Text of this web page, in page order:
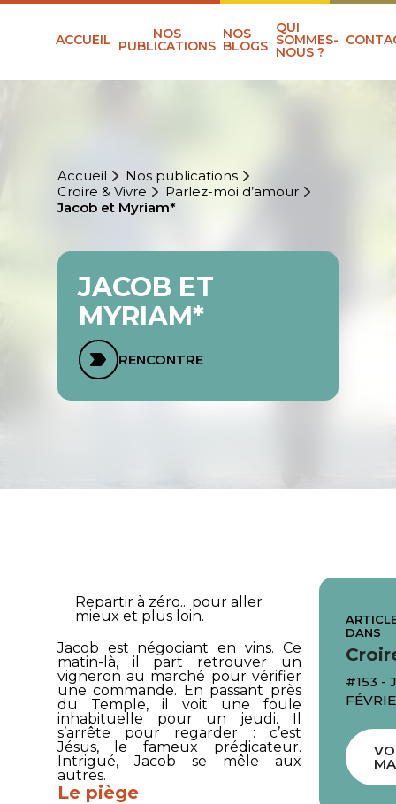
ACCUEIL NOS
PUBLICATIONS
NOS
BLOGS
QUI
SOMMES-
NOUS ?
Accueil
Nos publications
Croire & Vivre
Parlez-moi d’amour
Jacob et Myriam*
JACOB ET
MYRIAM*
RENCONTRE
Repartir à zéro... pour aller
mieux et plus loin.
Jacob est négociant en vins. Ce
matin-là, il part retrouver un
vigneron au marché pour vérifier
une commande. En passant près
du Temple, il voit une foule
inhabituelle pour un jeudi. Il
s’arrête pour regarder : c’est
Jésus, le fameux prédicateur.
Intrigué, Jacob se mêle aux
autres.
Le piège
DANS
#153 -